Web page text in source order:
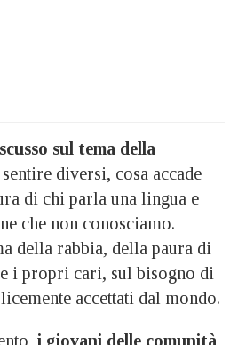
sul tema della
diversi, cosa accade
di chi parla una lingua e
che non conosciamo.
della rabbia, della paura di
i propri cari, sul bisogno di
accettati dal mondo.
i giovani delle comunità